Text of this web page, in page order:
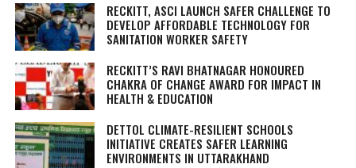
RECKITT, ASCI LAUNCH SAFER CHALLENGE TO
DEVELOP AFFORDABLE TECHNOLOGY FOR
SANITATION WORKER SAFETY
RECKITT’S RAVI BHATNAGAR HONOURED
CHAKRA OF CHANGE AWARD FOR IMPACT IN
HEALTH & EDUCATION
DETTOL CLIMATE-RESILIENT SCHOOLS
INITIATIVE CREATES SAFER LEARNING
ENVIRONMENTS IN UTTARAKHAND